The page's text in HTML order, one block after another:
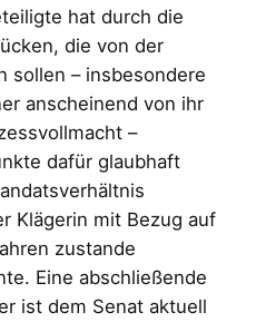
hat durch die
die von der
sollen – insbesondere
anscheinend von ihr
–
dafür glaubhaft
Klägerin mit Bezug auf
zustande
Eine abschließende
ist dem Senat aktuell